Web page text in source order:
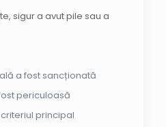
sigur a avut pile sau a
a fost sancționată
periculoasă
principal